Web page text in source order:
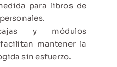
para libros de
y módulos
mantener la
sin esfuerzo.